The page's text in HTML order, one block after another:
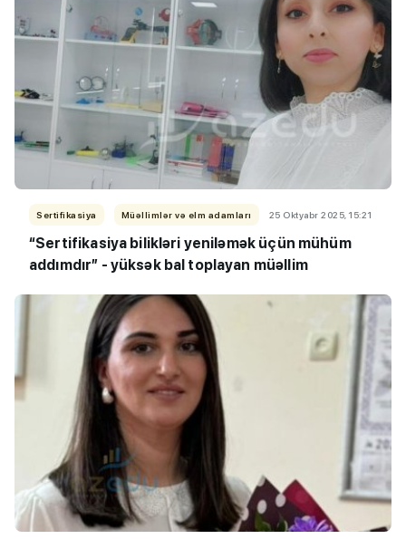
Sertifikasiya Müəllimlər və elm adamları 25 Oktyabr 2025, 15:21
“Sertifikasiya bilikləri yeniləmək üçün mühüm
addımdır” - yüksək bal toplayan müəllim